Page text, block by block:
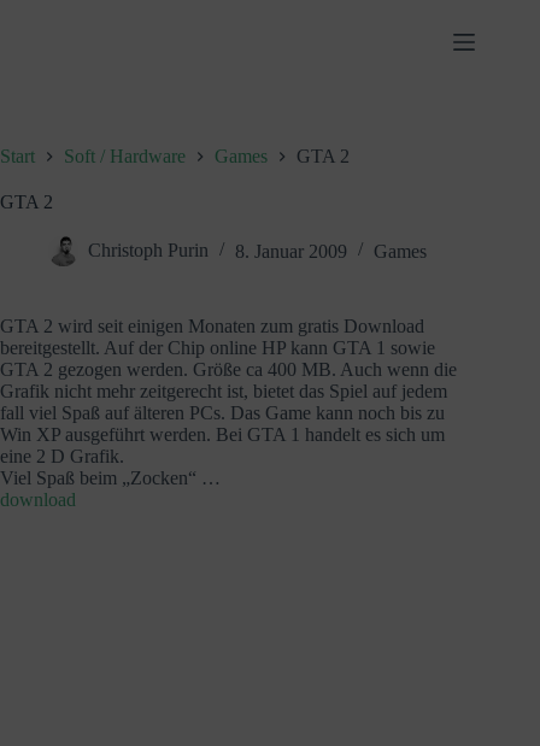
Start Soft / Hardware Games GTA 2
GTA 2
Christoph Purin 8. Januar 2009 Games
GTA 2 wird seit einigen Monaten zum gratis Download
bereitgestellt. Auf der Chip online HP kann GTA 1 sowie
GTA 2 gezogen werden. Größe ca 400 MB. Auch wenn die
Grafik nicht mehr zeitgerecht ist, bietet das Spiel auf jedem
fall viel Spaß auf älteren PCs. Das Game kann noch bis zu
Win XP ausgeführt werden. Bei GTA 1 handelt es sich um
eine 2 D Grafik.
Viel Spaß beim „Zocken“ …
download